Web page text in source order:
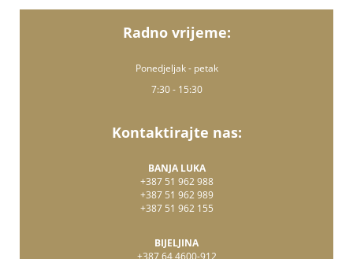
Radno vrijeme:
Ponedjeljak - petak
7:30 - 15:30
Kontaktirajte nas:
BANJA LUKA
+387 51 962 988
+387 51 962 989
+387 51 962 155
BIJELJINA
+387 64 4600-912